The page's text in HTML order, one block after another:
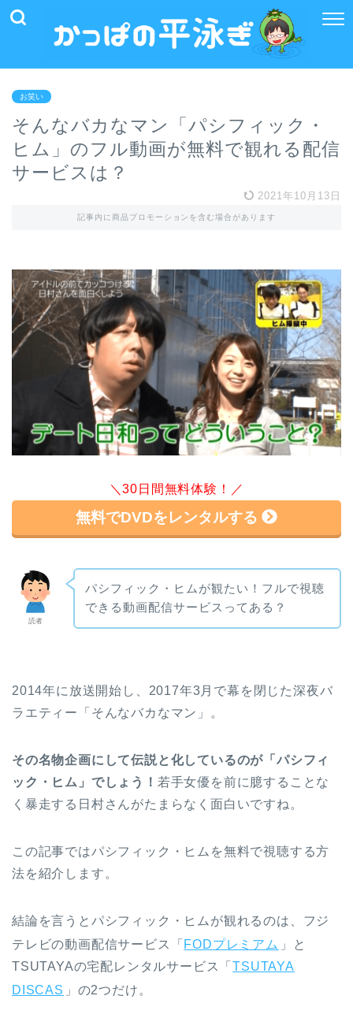
お笑い
そんなバカなマン「パシフィック・
ヒム」のフル動画が無料で観れる配信
サービスは？
2021年10月13日
記事内に商品プロモーションを含む場合があります
＼30日間無料体験！／
無料でDVDをレンタルする
読者
パシフィック・ヒムが観たい！フルで視聴
できる動画配信サービスってある？
2014年に放送開始し、2017年3月で幕を閉じた深夜バ
ラエティー「そんなバカなマン」。
その名物企画にして伝説と化しているのが「パシフィ
ック・ヒム」でしょう！ 若手女優を前に臆することな
く暴走する日村さんがたまらなく面白いですね。
この記事ではパシフィック・ヒムを無料で視聴する方
法を紹介します。
結論を言うとパシフィック・ヒムが観れるのは、フジ
テレビの動画配信サービス「 FODプレミアム 」と
TSUTAYAの宅配レンタルサービス「TSUTAYA
DISCAS 」の2つだけ。